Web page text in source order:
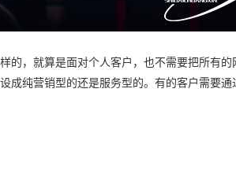
的，就算是面对个人客户，也不需要把所有
成纯营销型的还是服务型的。有的客户需要